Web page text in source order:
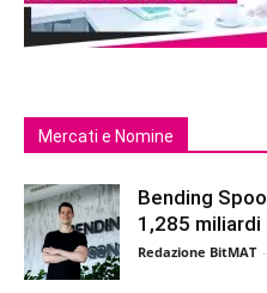
Mercati e Nomine
Bending
1,285 miliardi
Redazione BitMAT -